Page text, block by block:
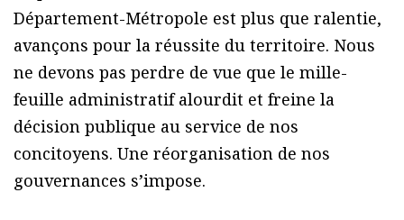
Département-Métropole est plus que ralentie,
avançons pour la réussite du territoire. Nous
ne devons pas perdre de vue que le mille-
feuille administratif alourdit et freine la
décision publique au service de nos
concitoyens. Une réorganisation de nos
gouvernances s’impose.